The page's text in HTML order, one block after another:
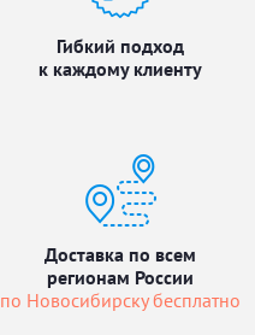
Гибкий подход
к каждому клиенту
Доставка по всем
регионам России
по Новосибирску бесплатно